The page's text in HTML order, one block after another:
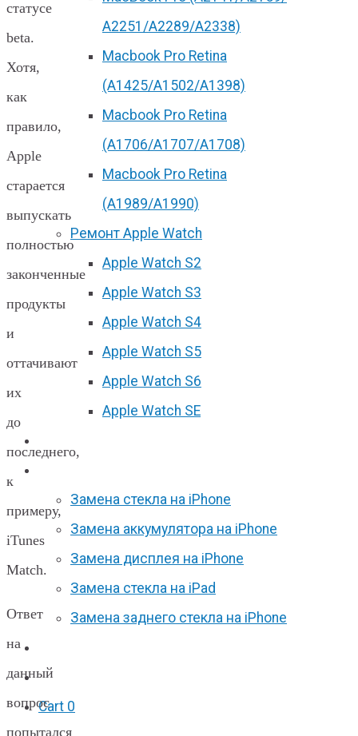
А2251/A2289/A2338)
Macbook Pro Retina
(А1425/A1502/A1398)
Macbook Pro Retina
(А1706/A1707/A1708)
Macbook Pro Retina
(А1989/A1990)
Ремонт Apple Watch
Apple Watch S2
Apple Watch S3
Apple Watch S4
Apple Watch S5
Apple Watch S6
Apple Watch SE
Замена стекла на iPhone
Замена аккумулятора на iPhone
Замена дисплея на iPhone
Замена стекла на iPad
Замена заднего стекла на iPhone
F.A.Q
Cart 0
статусе
beta.
Хотя,
как
правило,
Apple
старается
выпускать
полностью
законченные
продукты
и
оттачивают
их
до
последнего,
к
примеру,
iTunes
Match.
Ответ
на
данный
вопрос
попытался